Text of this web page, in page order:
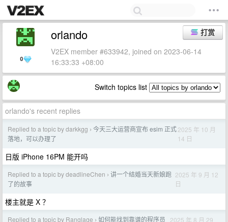
0
打赏
orlando
V2EX member #633942, joined on 2023-06-14
16:33:33 +08:00
Switch topics list
orlando's recent replies
Replied to a topic by darkkgg › 今天三大运营商宣布 esim 正式
落地，可以办理了
2025 年 10 月
14 日
日版 iPhone 16PM 能开吗
Replied to a topic by deadlineChen › 讲一个结婚当天新娘跑
了的故事
2025 年 9 月 12
日
楼主就是 X ？
Replied to a topic by Ranglage › 如何能找到靠谱的程序员
2025 年 8 月 29